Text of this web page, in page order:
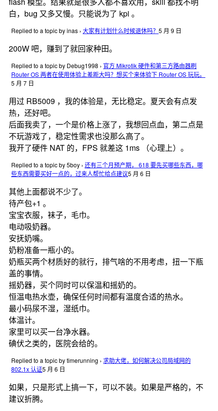
白，bug 又多又慢。只能说为了 kpi 。
Replied to a topic by inas › 大家有计划什么时候退休吗？ 5 月 9 日
200W 吧，赚到了就回家种田。
Replied to a topic by Debug1998 › 官方 Mikrotik 硬件和第三方路由器刷
Router OS 两者在使用体验上差距大吗？想买个来体验下 Router OS 玩玩。
5 月 7 日
用过 RB5009 ，我的体验是，无比稳定。夏天会有点发
热，还好吧。
后面我卖了，一个是价格上涨了，我想回点血，第二点是
不玩游戏了，稳定性需求也没那么高了。
我开了硬件 NAT 的，FPS 就差这 1ms （心理上）。
Replied to a topic by 5boy › 还有三个月预产期， 618 要先买哪些东西，哪
些东西需要买好一点的，过来人帮忙给点建议5 月 6 日
其他上面都说不少了。
待产包+1 。
宝宝衣服，袜子，毛巾。
电动吸奶器。
安抚奶嘴。
奶粉准备一瓶小的。
奶瓶买两个材质好的就行，排气啥的不用考虑，扭一下瓶
盖的事情。
摇奶器，买个同时可以保温和摇奶的。
恒温电热水壶，确保任何时间都有温度合适的热水。
最小码尿不湿，湿纸巾。
体温计。
家里可以买一台净水器。
碘伏之类的，医院会给的。
Replied to a topic by timerunning › 求助大佬，如何解决公司局域网的
802.1x 认证5 月 6 日
如果，只是形式上搞一下，可以不装。如果是严格的，不
建议折腾。